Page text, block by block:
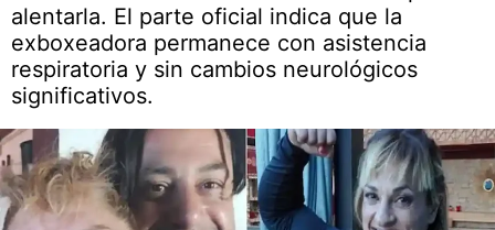
alentarla. El parte oficial indica que la
exboxeadora permanece con asistencia
respiratoria y sin cambios neurológicos
significativos.